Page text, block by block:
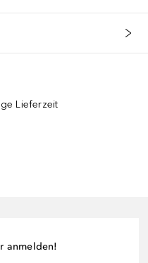
Lieferzeit
anmelden!